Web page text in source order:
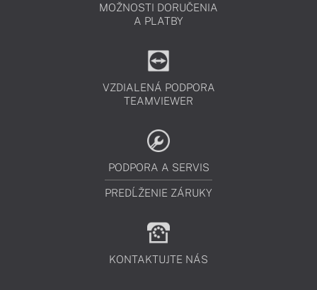
MOŽNOSTI DORUČENIA
A PLATBY
VZDIALENÁ PODPORA
TEAMVIEWER
PODPORA A SERVIS
PREDĹŽENIE ZÁRUKY
KONTAKTUJTE NÁS